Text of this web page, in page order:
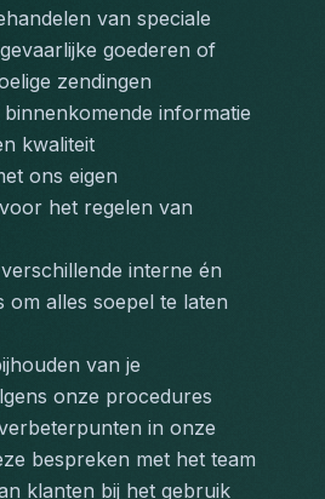
van speciale
goederen of
zendingen
informatie
kwaliteit
ons eigen
het regelen van
interne én
om alles soepel te laten
van je
onze procedures
in onze
bespreken met het team
klanten bij het gebruik